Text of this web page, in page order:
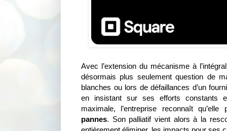
Avec l’extension du mécanisme à
désormais plus seulement question de
blanches ou lors de défaillances d’un
en insistant sur ses efforts constants
maximale, l’entreprise reconnaît
pannes. Son palliatif vient alors à la